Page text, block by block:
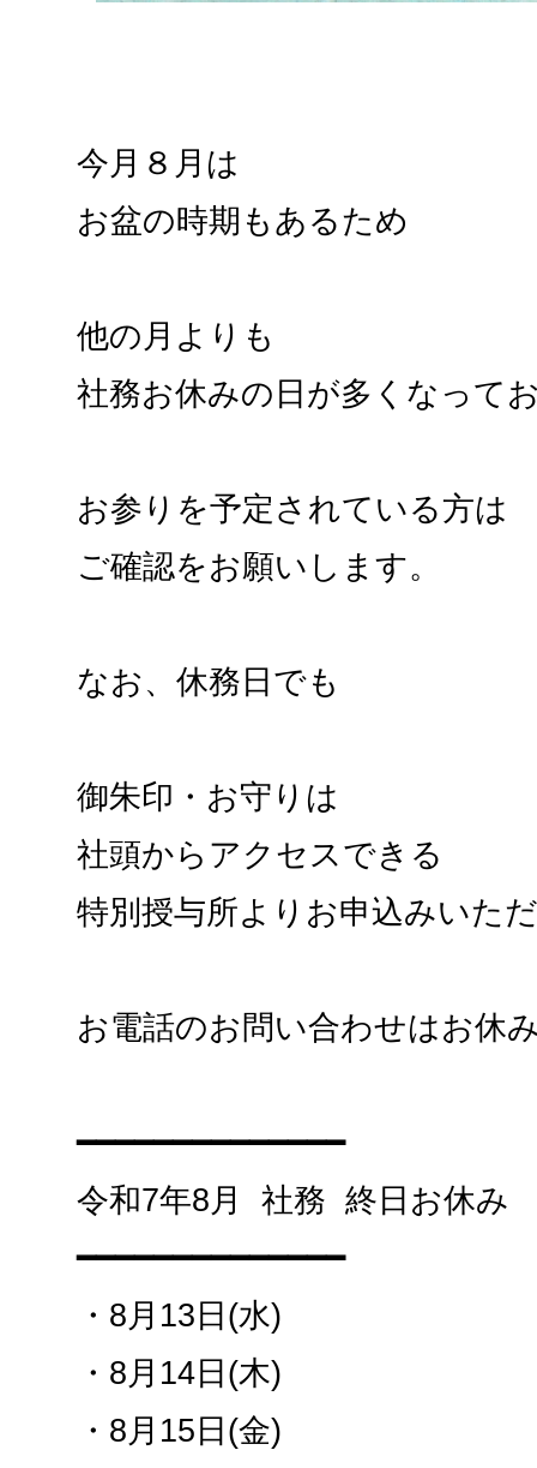
今月８月は
お盆の時期もあるため
他の月よりも
社務お休みの日が多くなって
お参りを予定されている方は
ご確認をお願いします。
なお、休務日でも
御朱印・お守りは
社頭からアクセスできる
特別授与所よりお申込みいた
お電話のお問い合わせはお休
━━━━━━━━━━━━━━
令和7年8月 社務 終日お休み
━━━━━━━━━━━━━━
・8月13日(水)
・8月14日(木)
・8月15日(金)